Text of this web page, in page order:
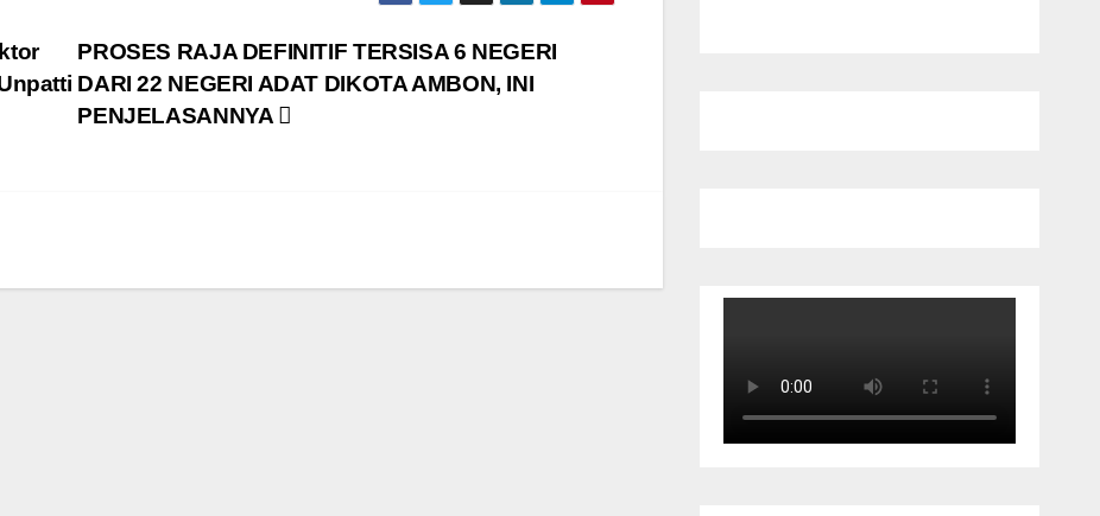
PROSES RAJA DEFINITIF TERSISA 6 NEGERI
DARI 22 NEGERI ADAT DIKOTA AMBON, INI
PENJELASANNYA